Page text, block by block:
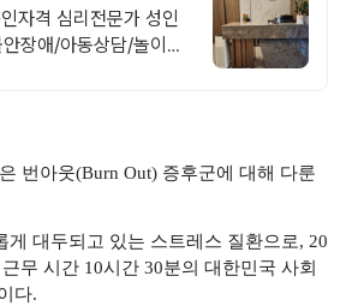
자격 심리전문가 성인
장애/아동상담/놀이치
번아웃(Burn Out) 증후군에 대해 다룬
게 대두되고 있는 스트레스 질환으로, 20
무 시간 10시간 30분의 대한민국 사회
다.